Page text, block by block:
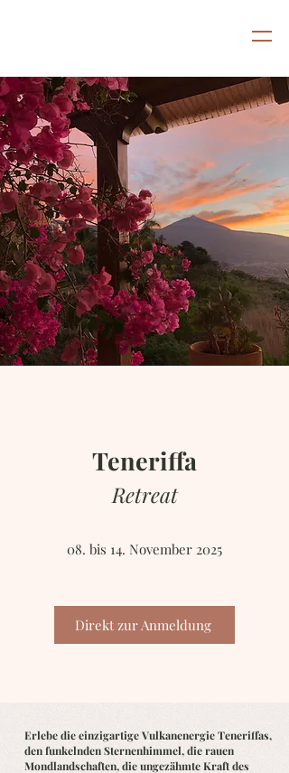
Teneriffa
Retreat
08. bis 14. November 2025
Direkt zur Anmeldung
Erlebe die einzigartige Vulkanenergie Teneriffas,
den funkelnden Sternenhimmel, die rauen
Mondlandschaften, die ungezähmte Kraft des